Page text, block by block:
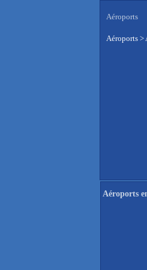
Aéroports
Aéroports >
Aéroports